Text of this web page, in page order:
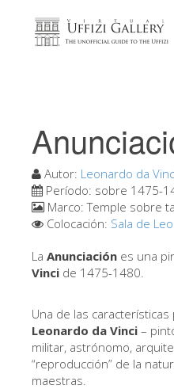
Home
Eventos y
Los
Contáctenos
Visite los
Reserve
Las obras
Las salas
Los Artistas
Autor: Leonardo da
Período: sobre 1475-
Marco:Temple sobre
Colocación: Sala de
La Anunciación es una
Vinci de 1475-1480.
Una de las
Leonardo da Vinci –
militar, astrónomo,
“reproducción” de la
maestras.